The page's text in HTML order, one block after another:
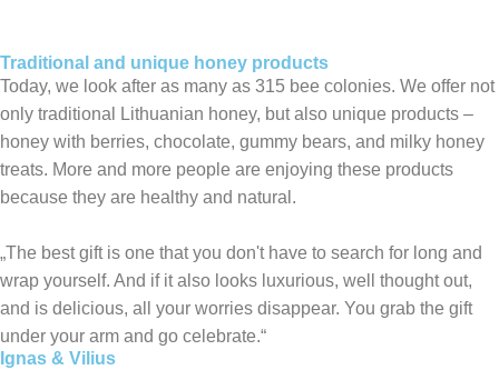
Traditional and unique honey products
Today, we look after as many as 315 bee colonies. We offer not
only traditional Lithuanian honey, but also unique products –
honey with berries, chocolate, gummy bears, and milky honey
treats. More and more people are enjoying these products
because they are healthy and natural.
„The best gift is one that you don't have to search for long and
wrap yourself. And if it also looks luxurious, well thought out,
and is delicious, all your worries disappear. You grab the gift
under your arm and go celebrate.“
Ignas & Vilius